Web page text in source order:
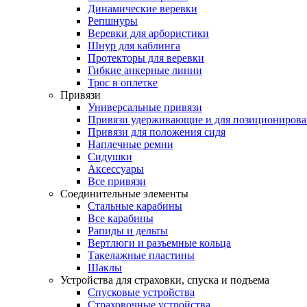
Динамические веревки
Репшнуры
Веревки для арбористики
Шнур для каблинга
Протекторы для веревки
Гибкие анкерные линии
Трос в оплетке
Привязи
Универсальные привязи
Привязи удерживающие и для
Привязи для положения сидя
Наплечные ремни
Сидушки
Аксессуары
Все привязи
Соединительные элементы
Стальные карабины
Все карабины
Рапиды и дельты
Вертлюги и разъемные кольца
Такелажные пластины
Шаклы
Устройства для страховки, спуска и подъема
Спусковые устройства
Страховочные устройства